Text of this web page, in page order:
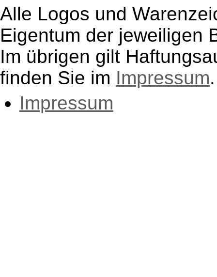
Alle Logos und
Eigentum der jeweiligen
Im übrigen gilt
finden Sie im Impressum.
Impressum